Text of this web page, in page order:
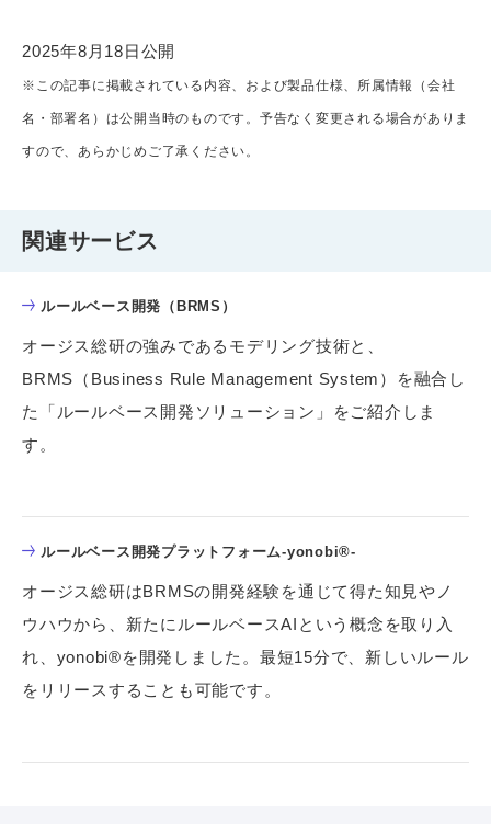
2025年8月18日公開
※この記事に掲載されている内容、および製品仕様、所属情報（会社
名・部署名）は公開当時のものです。予告なく変更される場合がありま
すので、あらかじめご了承ください。
関連サービス
ルールベース開発（BRMS）
オージス総研の強みであるモデリング技術と、
BRMS（Business Rule Management System）を融合し
た「ルールベース開発ソリューション」をご紹介しま
す。
ルールベース開発プラットフォーム-yonobi®-
オージス総研はBRMSの開発経験を通じて得た知見やノ
ウハウから、新たにルールベースAIという概念を取り入
れ、yonobi®を開発しました。最短15分で、新しいルール
をリリースすることも可能です。